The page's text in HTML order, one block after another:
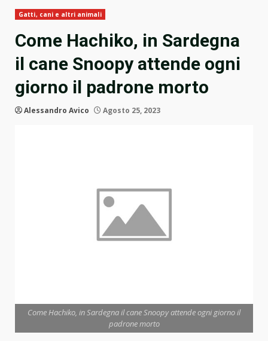
Gatti, cani e altri animali
Come Hachiko, in Sardegna
il cane Snoopy attende ogni
giorno il padrone morto
Alessandro Avico Agosto 25, 2023
Come Hachiko, in Sardegna il cane Snoopy attende ogni giorno il
padrone morto